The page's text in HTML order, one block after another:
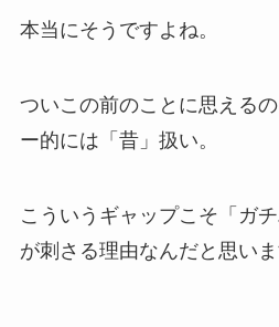
本当にそうですよね。
ついこの前のことに思える
ー的には「昔」扱い。
こういうギャップこそ「ガ
が刺さる理由なんだと思いま